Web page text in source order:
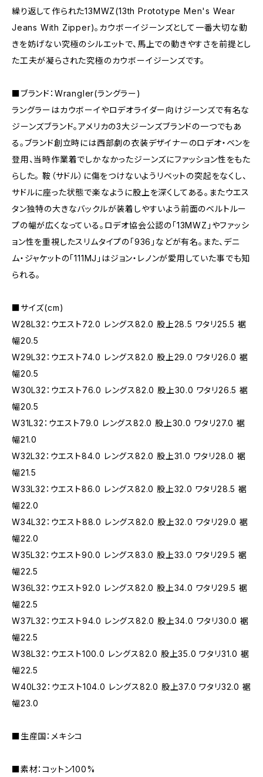
繰り返して作られた13MWZ(13th Prototype Men's Wear
Jeans With Zipper)。カウボーイジーンズとして一番大切な動
きを妨げない究極のシルエットで、馬上での動きやすさを前提とし
た工夫が凝らされた究極のカウボーイジーンズです。
■ブランド：Wrangler(ラングラー)
ラングラーはカウボーイやロデオライダー向けジーンズで有名な
ジーンズブランド。アメリカの3大ジーンズブランドの一つでもあ
る。ブランド創立時には西部劇の衣装デザイナーのロデオ・ベンを
登用、当時作業着でしかなかったジーンズにファッション性をもた
らした。 鞍（サドル）に傷をつけないようリベットの突起をなくし、
サドルに座った状態で楽なように股上を深くしてある。またウエス
タン独特の大きなバックルが装着しやすいよう前面のベルトルー
プの幅が広くなっている。ロデオ協会公認の「13MWZ」やファッシ
ョン性を重視したスリムタイプの「936」などが有名。また、デニ
ム・ジャケットの「111MJ」はジョン・レノンが愛用していた事でも知
られる。
■サイズ(cm)
W28L32：ウエスト72.0 レングス82.0 股上28.5 ワタリ25.5 裾
幅20.5
W29L32：ウエスト74.0 レングス82.0 股上29.0 ワタリ26.0 裾
幅20.5
W30L32：ウエスト76.0 レングス82.0 股上30.0 ワタリ26.5 裾
幅20.5
W31L32：ウエスト79.0 レングス82.0 股上30.0 ワタリ27.0 裾
幅21.0
W32L32：ウエスト84.0 レングス82.0 股上31.0 ワタリ28.0 裾
幅21.5
W33L32：ウエスト86.0 レングス82.0 股上32.0 ワタリ28.5 裾
幅22.0
W34L32：ウエスト88.0 レングス82.0 股上32.0 ワタリ29.0 裾
幅22.0
W35L32：ウエスト90.0 レングス83.0 股上33.0 ワタリ29.5 裾
幅22.5
W36L32：ウエスト92.0 レングス82.0 股上34.0 ワタリ29.5 裾
幅22.5
W37L32：ウエスト94.0 レングス82.0 股上34.0 ワタリ30.0 裾
幅22.5
W38L32：ウエスト100.0 レングス82.0 股上35.0 ワタリ31.0 裾
幅22.5
W40L32：ウエスト104.0 レングス82.0 股上37.0 ワタリ32.0 裾
幅23.0
■生産国：メキシコ
■素材：コットン100%